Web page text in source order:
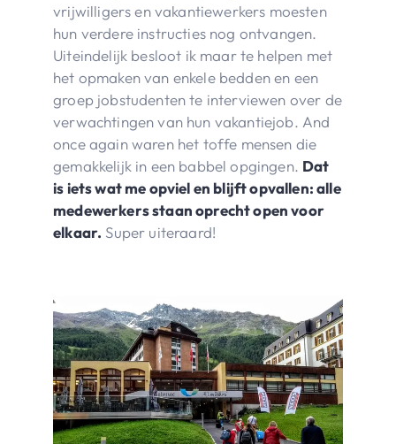
vrijwilligers en vakantiewerkers moesten
hun verdere instructies nog ontvangen.
Uiteindelijk besloot ik maar te helpen met
het opmaken van enkele bedden en een
groep jobstudenten te interviewen over de
verwachtingen van hun vakantiejob. And
once again waren het toffe mensen die
gemakkelijk in een babbel opgingen. Dat
is iets wat me opviel en blijft opvallen: alle
medewerkers staan oprecht open voor
elkaar. Super uiteraard!